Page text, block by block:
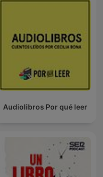
Audiolibros Por qué leer